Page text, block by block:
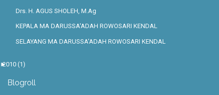
Drs. H. AGUS SHOLEH, M.Ag
KEPALA MA DARUSSA'ADAH ROWOSARI KENDAL
SELAYANG MA DARUSSA'ADAH ROWOSARI KENDAL
►
2010 (1)
Blogroll